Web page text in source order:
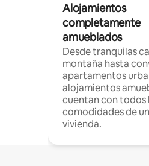
Alojamientos
completamente
amueblados
Desde tranquilas
montaña hasta
apartamentos
alojamientos
cuentan con todos
comodidades de
vivienda.